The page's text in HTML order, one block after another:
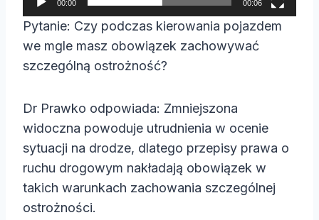
c
z
v
d
e
o
00:00 00:06
Pytanie: Czy podczas kierowania pojazdem
we mgle masz obowiązek zachowywać
szczególną ostrożność?
Dr Prawko odpowiada: Zmniejszona
widoczna powoduje utrudnienia w ocenie
sytuacji na drodze, dlatego przepisy prawa o
ruchu drogowym nakładają obowiązek w
takich warunkach zachowania szczególnej
ostrożności.